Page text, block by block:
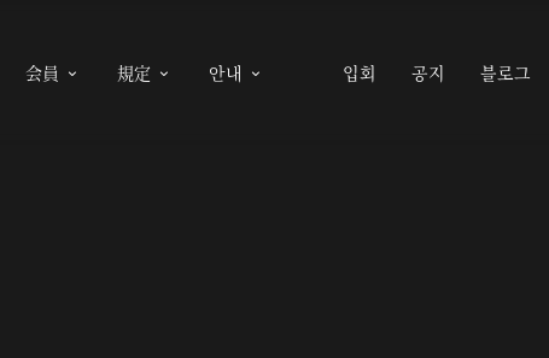
会員  規定  안내  입회 공지 블로그